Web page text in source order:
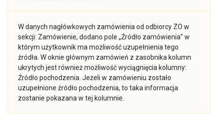
W danych nagłówkowych zamówienia od odbiorcy ZO w
sekcji: Zamówienie, dodano pole „Źródło zamówienia” w
którym użytkownik ma możliwość uzupełnienia tego
źródła. W oknie głównym zamówień z zasobnika kolumn
ukrytych jest również możliwość wyciągnięcia kolumny:
Źródło pochodzenia. Jeżeli w zamówieniu zostało
uzupełnione źródło pochodzenia, to taka informacja
zostanie pokazana w tej kolumnie.